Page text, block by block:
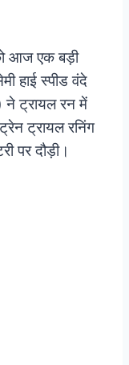
आज एक बड़ी
हाई स्पीड वंदे
ट्रायल रन में
ट्रायल रनिंग
पर दौड़ी।